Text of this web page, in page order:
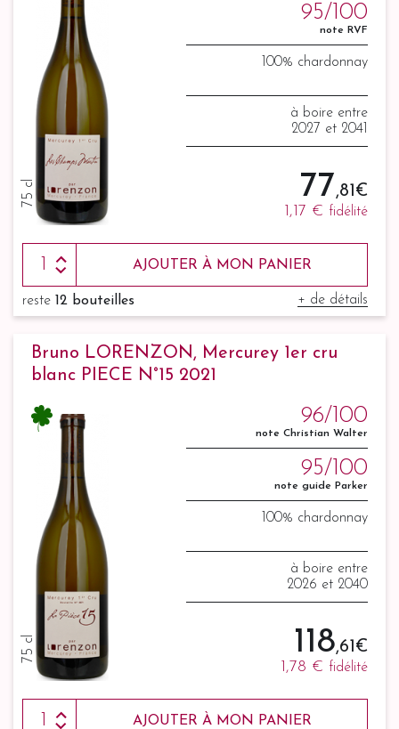
75 cl
95/100
note RVF
100% chardonnay
à boire entre
2027 et 2041
77,81 €
1,17 € fidélité
AJOUTER À MON PANIER
reste 12 bouteilles + de détails
Bruno LORENZON, Mercurey 1er cru
blanc PIECE N°15 2021
75 cl
96/100
note Christian Walter
95/100
note guide Parker
100% chardonnay
à boire entre
2026 et 2040
118,61 €
1,78 € fidélité
AJOUTER À MON PANIER